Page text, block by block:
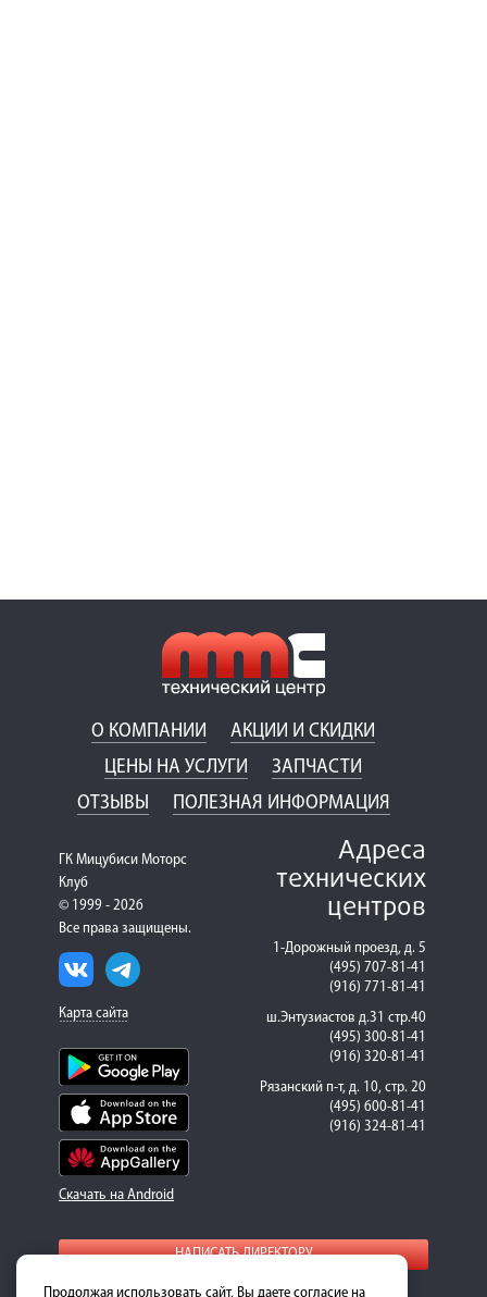
О КОМПАНИИ
АКЦИИ И СКИДКИ
ЦЕНЫ НА УСЛУГИ
ЗАПЧАСТИ
ОТЗЫВЫ
ПОЛЕЗНАЯ ИНФОРМАЦИЯ
ГК Мицубиси Моторс
Клуб
© 1999 - 2026
Все права защищены.
Карта сайта
Скачать на Android
Адреса
технических
центров
1-Дорожный проезд, д. 5
(495) 707-81-41
(916) 771-81-41
ш.Энтузиастов д.31 стр.40
(495) 300-81-41
(916) 320-81-41
Рязанский п-т, д. 10, стр. 20
(495) 600-81-41
(916) 324-81-41
НАПИСАТЬ ДИРЕКТОРУ
Продолжая использовать сайт, Вы даете согласие на